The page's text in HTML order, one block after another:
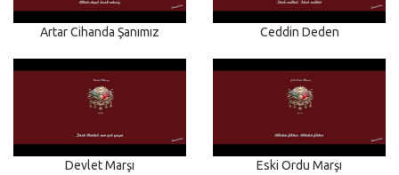
Artar Cihanda Şanımız Ceddin Deden
Devlet Marşı Eski Ordu Marşı